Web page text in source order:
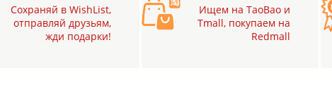
Сохраняй в WishList,
отправляй друзьям,
жди подарки!
Ищем на TaoBao и
Tmall, покупаем на
Redmall